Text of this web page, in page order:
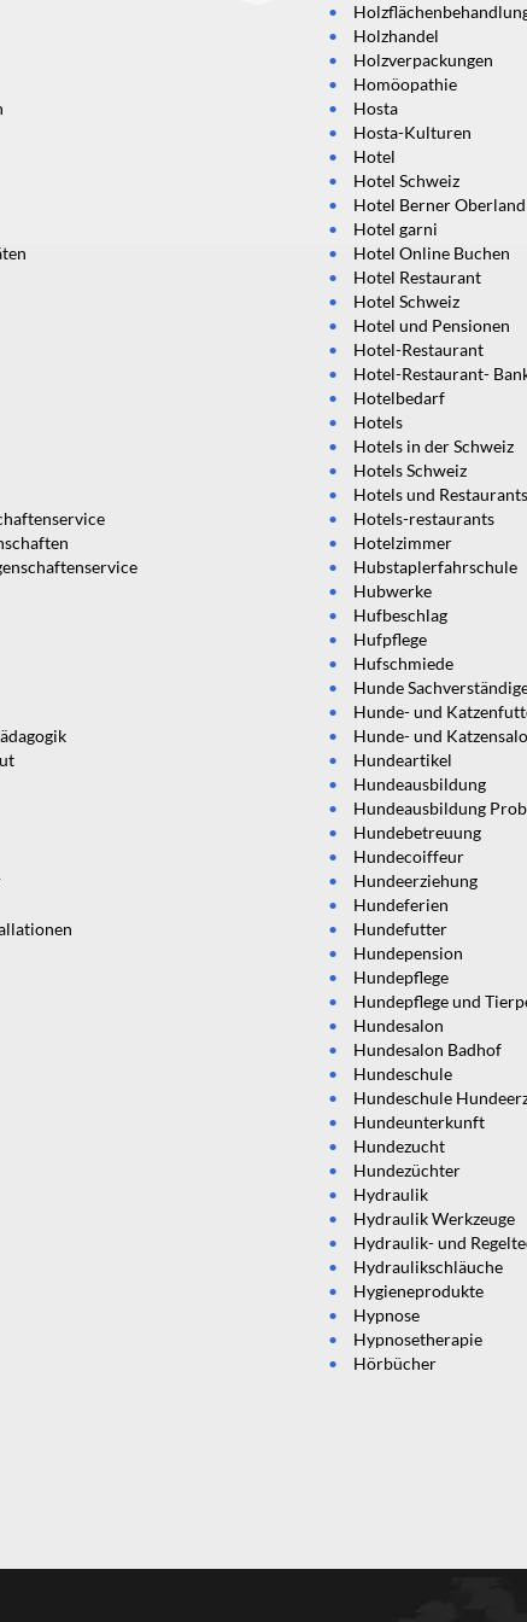
Holzhandel
Holzverpackungen
Homöopathie
Hosta
Hosta-Kulturen
Hotel
Hotel Schweiz
Hotel Berner Oberland
Hotel garni
Hotel Online Buchen
Hotel Restaurant
Hotel Schweiz
Hotel und Pensionen
Hotel-Restaurant
Hotel-Restaurant-
Hotelbedarf
Hotels
Hotels in der Schweiz
Hotels Schweiz
Hotels und Restaurants
Hotels-restaurants
Hotelzimmer
Hubstaplerfahrschule
Hubwerke
Hufbeschlag
Hufpflege
Hufschmiede
Hunde
Hunde- und
Hunde- und
Hundeartikel
Hundeausbildung
Hundeausbildung
Hundebetreuung
Hundecoiffeur
Hundeerziehung
Hundeferien
Hundefutter
Hundepension
Hundepflege
Hundepflege und
Hundesalon
Hundesalon Badhof
Hundeschule
Hundeschule
Hundeunterkunft
Hundezucht
Hundezüchter
Hydraulik
Hydraulik Werkzeuge
Hydraulik- und
Hydraulikschläuche
Hygieneprodukte
Hypnose
Hypnosetherapie
Hörbücher